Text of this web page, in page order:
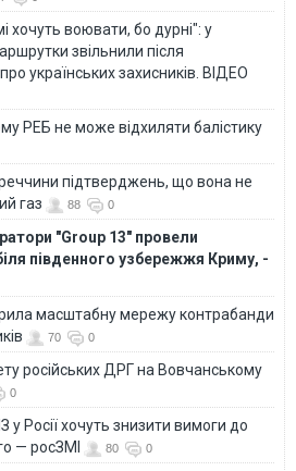
хочуть воювати, бо дурні": у
звільнили після
українських захисників. ВІДЕО
РЕБ не може відхиляти балістику
підтверджень, що вона не
газ
88 0
"Group 13" провели
південного узбережжя Криму, -
масштабну мережу контрабанди
70 0
російських ДРГ на Вовчанському
0
у Росії хочуть знизити вимоги до
— росЗМІ
80 0